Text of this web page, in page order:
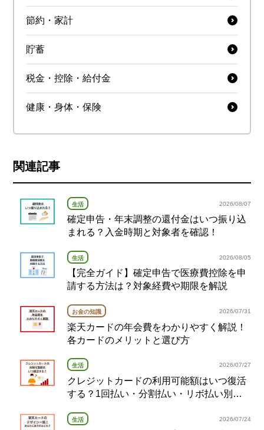
節約・家計
貯蓄
税金・控除・給付金
健康・身体・保険
関連記事
生活 2026/08/07
確定申告・年末調整の還付金はいつ振り込
まれる？入金時期と対象者を確認！
生活 2026/08/05
【完全ガイド】確定申告で医療費控除を申
請する方法は？対象経費や期限を解説
お金の知識 2026/07/31
楽天カードの年会費をわかりやすく解説！
各カードのメリットと選び方
生活 2026/07/27
クレジットカードの利用可能額はいつ復活
する？1回払い・分割払い・リボ払い別の
生活 2026/07/24